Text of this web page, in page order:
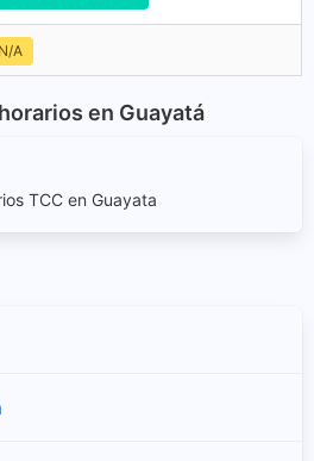
N/A
en Guayatá
TCC en Guayata